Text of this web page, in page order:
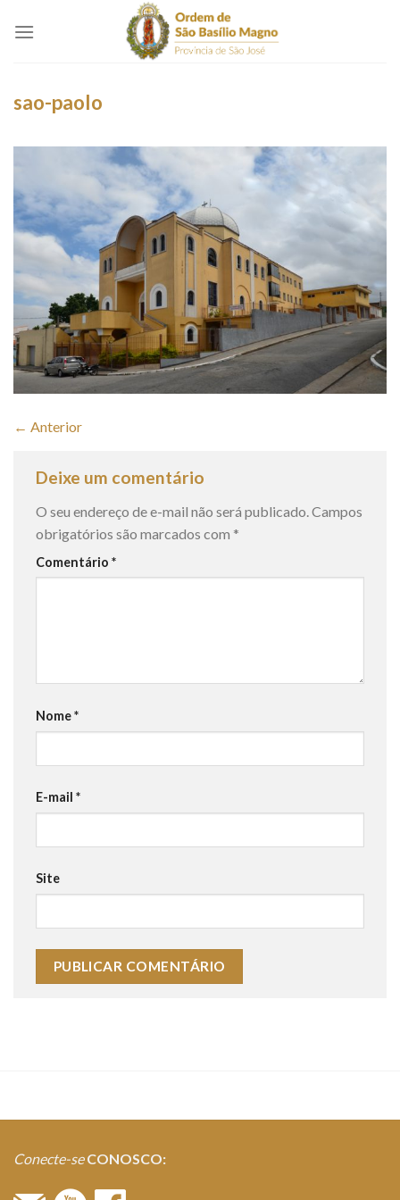
sao-paolo
← Anterior
Deixe um comentário
O seu endereço de e-mail não será publicado. Campos
obrigatórios são marcados com *
Comentário *
Nome*
E-mail *
Site
Conecte-se CONOSCO: